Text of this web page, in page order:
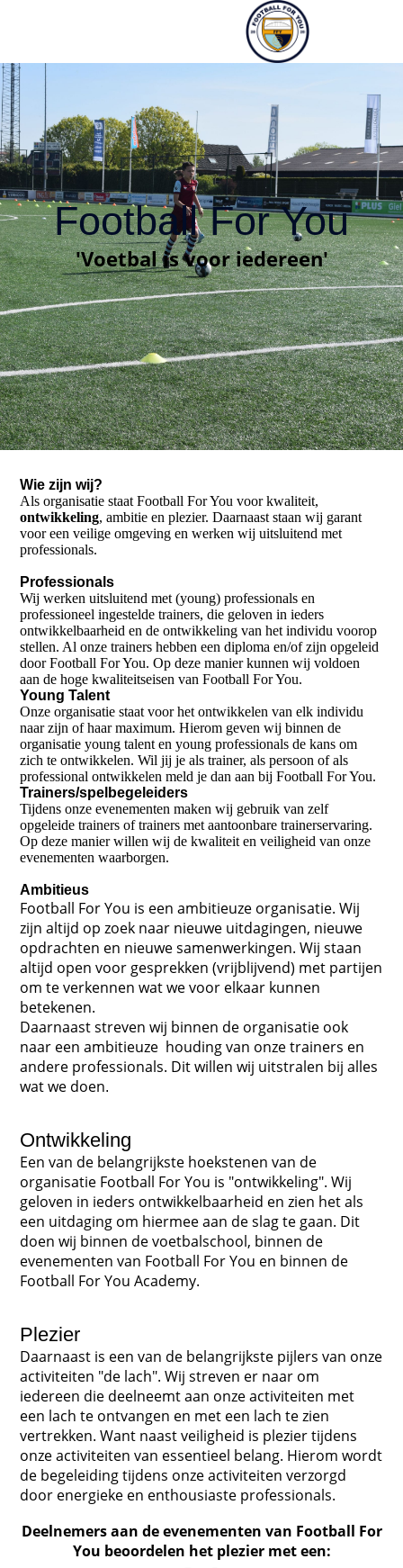
Football For You
'Voetbal is voor iedereen'
Wie zijn wij?
Als organisatie staat Football For You voor kwaliteit,
ontwikkeling, ambitie en plezier.Daarnaast staan wij garant
voor een veilige omgeving en werken wij uitsluitend met
professionals.
Professionals
Wij werken uitsluitend met (young) professionals en
professioneel ingestelde trainers, die geloven in ieders
ontwikkelbaarheid en de ontwikkeling van het individu voorop
stellen. Al onze trainers hebben een diploma en/of zijn opgeleid
door Football For You. Op deze manier kunnen wij voldoen
aan de hoge kwaliteitseisen van Football For You.
Young Talent
Onze organisatie staat voor het ontwikkelen van elk individu
naar zijn of haar maximum. Hierom geven wij binnen de
organisatie young talent en young professionals de kans om
zich te ontwikkelen. Wil jij je als trainer, als persoon of als
professional ontwikkelen meld je dan aan bij Football For You.
Trainers/spelbegeleiders
Tijdens onze evenementen maken wij gebruik van zelf
opgeleide trainers of trainers met aantoonbare trainerservaring.
Op deze manier willen wij de kwaliteit en veiligheid van onze
evenementen waarborgen.
Ambitieus
Football For You is een ambitieuze organisatie. Wij
zijn altijd op zoek naar nieuwe uitdagingen, nieuwe
opdrachten en nieuwe samenwerkingen. Wij staan
altijd open voor gesprekken (vrijblijvend) met partijen
om te verkennen wat we voor elkaar kunnen
betekenen.
Daarnaast streven wij binnen de organisatie ook
naar een ambitieuze houding van onze trainers en
andere professionals. Dit willen wij uitstralen bij alles
wat we doen.
Ontwikkeling
Een van de belangrijkste hoekstenen van de
organisatie Football For You is "ontwikkeling". Wij
geloven in ieders ontwikkelbaarheid en zien het als
een uitdaging om hiermee aan de slag te gaan. Dit
doen wij binnen de voetbalschool, binnen de
evenementen van Football For You en binnen de
Football For You Academy.
Plezier
Daarnaast is een van de belangrijkste pijlers van onze
activiteiten "de lach". Wij streven er naar om
iedereen die deelneemt aan onze activiteiten met
een lach te ontvangen en met een lach te zien
vertrekken. Want naast veiligheid is plezier tijdens
onze activiteiten van essentieel belang. Hierom wordt
de begeleiding tijdens onze activiteiten verzorgd
door energieke en enthousiaste professionals.
Deelnemers aan de evenementen van Football For
You beoordelen het plezier met een: